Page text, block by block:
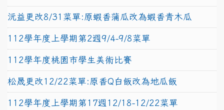
沅益更改8/31菜單:原蝦香蒲瓜改為蝦香青木瓜
112學年度上學期第2週9/4-9/8菜單
112學年度桃園市學生美術比賽
松晟更改12/22菜單:原香Q白飯改為地瓜飯
112學年度上學期第17週12/18-12/22菜單